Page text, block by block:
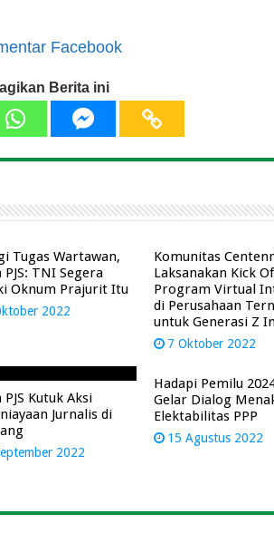
Facebook
Berita ini
Tugas Wartawan,
PJS: TNI Segera
Oknum Prajurit Itu
2022
Komunitas
Laksanakan Kick
Program Virtual
di Perusahaan
untuk Generasi Z
7 Oktober 2022
Kutuk Aksi
Jurnalis di
2022
Hadapi Pemilu
Gelar Dialog
Elektabilitas PPP
15 Agustus 2022